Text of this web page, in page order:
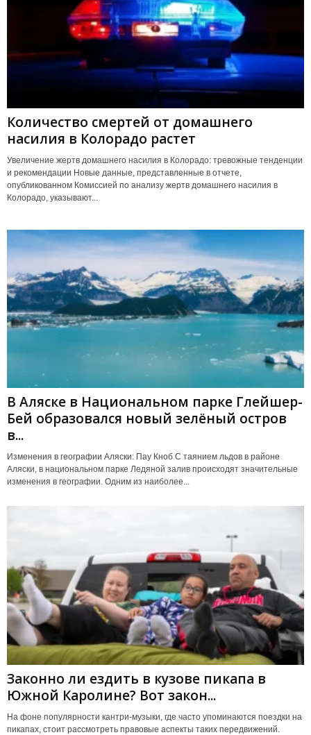
Количество смертей от домашнего
насилия в Колорадо растет
Увеличение жертв домашнего насилия в Колорадо: тревожные тенденции
и рекомендации Новые данные, представленные в отчете,
опубликованном Комиссией по анализу жертв домашнего насилия в
Колорадо, указывают...
В Аляске в Национальном парке Глейшер-
Бей образовался новый зелёный остров
в...
Изменения в географии Аляски: Пау Кноб С таянием льдов в районе
Аляски, в национальном парке Ледяной залив происходят значительные
изменения в географии. Одним из наиболее...
Законно ли ездить в кузове пикапа в
Южной Каролине? Вот закон...
На фоне популярности кантри-музыки, где часто упоминаются поездки на
пикапах, стоит рассмотреть правовые аспекты таких передвижений.